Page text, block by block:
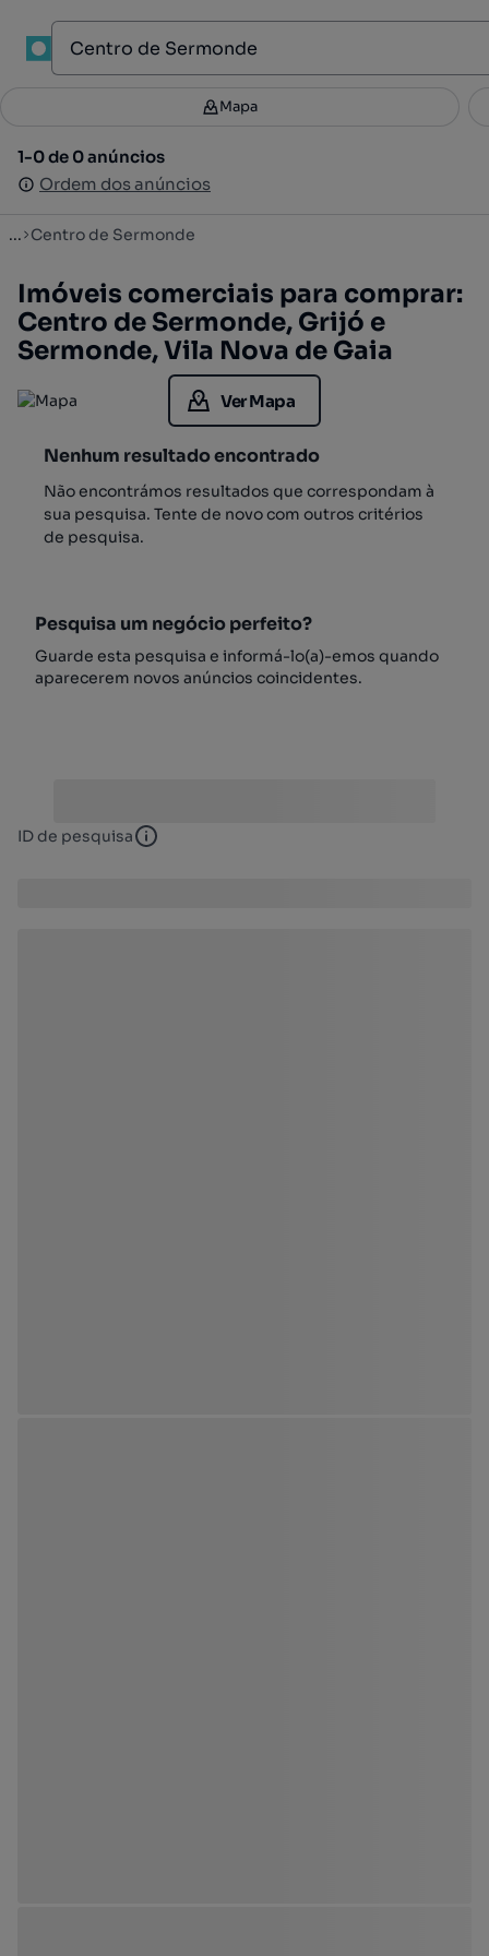
Filtros 2
1-0 de 0 anúncios
Ordem dos anúncios
Mapa
1-0 de 0 anúncios
Ordem dos anúncios
... Centro de Sermonde
Imóveis comerciais para comprar:
Centro de Sermonde, Grijó e
Sermonde, Vila Nova de Gaia
Ver Mapa
Nenhum resultado encontrado
Não encontrámos resultados que correspondam à
sua pesquisa. Tente de novo com outros critérios
de pesquisa.
Pesquisa um negócio perfeito?
Guarde esta pesquisa e informá-lo(a)-emos quando
aparecerem novos anúncios coincidentes.
ID de pesquisa ID de pesquisa